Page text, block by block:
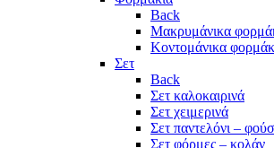
Back
Μακρυμάνικα
Κοντομάνικα
Σετ
Back
Σετ καλοκαιρινά
Σετ χειμερινά
Σετ παντελόνι –
Σετ φόρμες – κολάν